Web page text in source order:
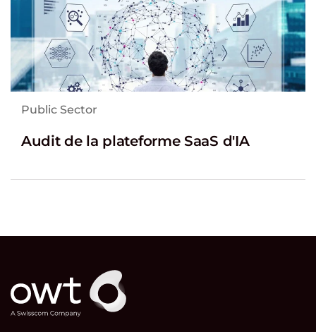
Public Sector
Audit de la plateforme SaaS d'IA